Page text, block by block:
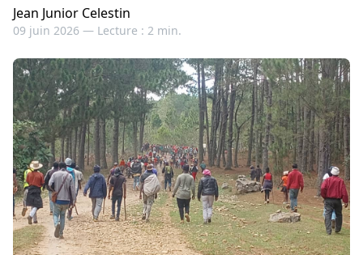
Jean Junior Celestin
09 juin 2026 — Lecture : 2 min.